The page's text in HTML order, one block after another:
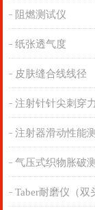
阻燃测试仪
纸张透气度
皮肤缝合线线径
注射针针尖刺穿
注射器滑动性能
气压式织物胀破
Taber耐磨仪（双